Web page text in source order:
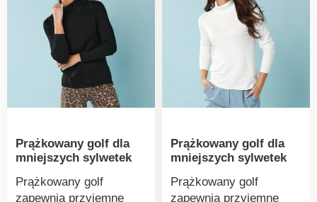
tekstylne, które zostały
poddane testom
laboratoryjnym pod
kątem szerokiej gamy
szkodliwych substancji,
a produkt jest
Można prać w pralce.
Prążkowany golf dla
mniejszych sylwetek
Prążkowany golf
zapewnia przyjemne
Prążkowany golf dla
mniejszych sylwetek
Prążkowany golf
zapewnia przyjemne